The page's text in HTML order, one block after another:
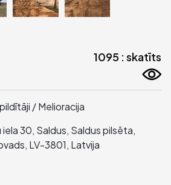
1095 : skatīts
/ Melioracija
iela 30, Saldus, Saldus pilsēta,
LV-3801, Latvija